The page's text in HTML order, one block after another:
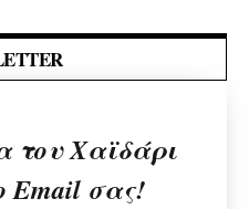
του Χαϊδάρι
Email σας!